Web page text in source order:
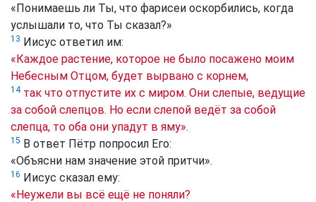
«Понимаешь ли Ты, что фарисеи оскорбились, когда
услышали то, что Ты сказал?»
13 Иисус ответил им:
«Каждое растение, которое не было посажено моим
Небесным Отцом, будет вырвано с корнем,
14 так что отпустите их с миром. Они слепые, ведущие
за собой слепцов. Но если слепой ведёт за собой
слепца, то оба они упадут в яму».
15 В ответ Пётр попросил Его:
«Объясни нам значение этой притчи».
16 Иисус сказал ему:
«Неужели вы всё ещё не поняли?